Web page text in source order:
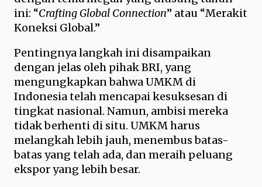
ini: “Crafting Global Connection” atau “Merakit
Koneksi Global.”
Pentingnya langkah ini disampaikan
dengan jelas oleh pihak BRI, yang
mengungkapkan bahwa UMKM di
Indonesia telah mencapai kesuksesan di
tingkat nasional. Namun, ambisi mereka
tidak berhenti di situ. UMKM harus
melangkah lebih jauh, menembus batas-
batas yang telah ada, dan meraih peluang
ekspor yang lebih besar.